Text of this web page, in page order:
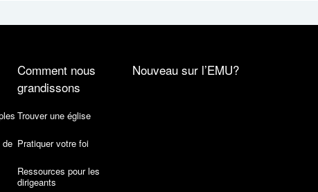
de
Comment nous
grandissons
Trouver une église
Pratiquer votre foi
Ressources pour les
dirigeants
Nouveau sur l’EMU?